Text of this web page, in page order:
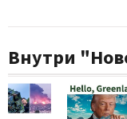
Внутри